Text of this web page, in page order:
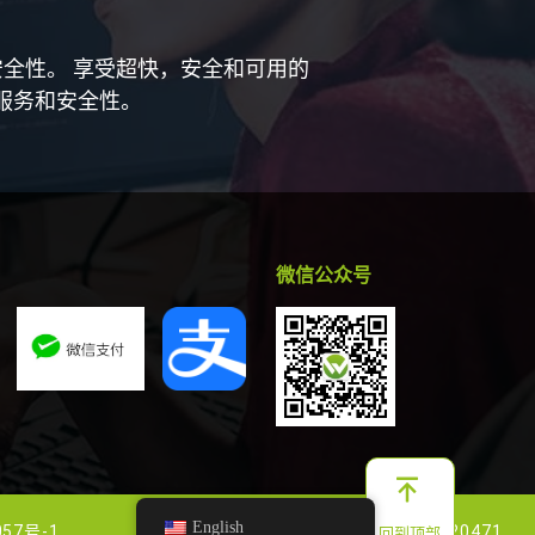
性。 享受超快，安全和可用的
和安全性。
微信公众号
English